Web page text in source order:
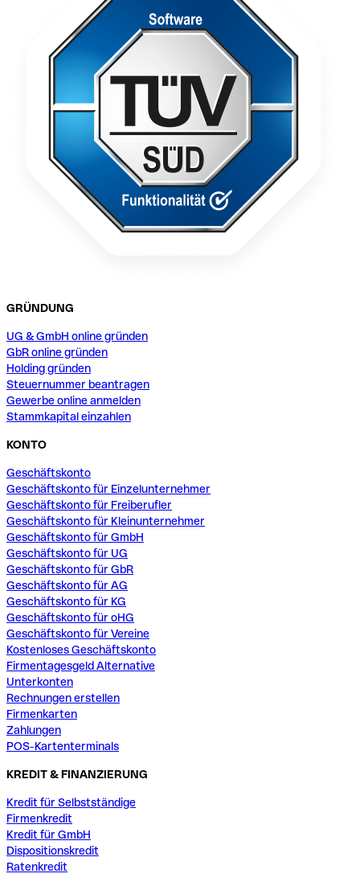
GRÜNDUNG
UG & GmbH online gründen
GbR online gründen
Holding gründen
Steuernummer beantragen
Gewerbe online anmelden
Stammkapital einzahlen
KONTO
Geschäftskonto
Geschäftskonto für Einzelunternehmer
Geschäftskonto für Freiberufler
Geschäftskonto für Kleinunternehmer
Geschäftskonto für GmbH
Geschäftskonto für UG
Geschäftskonto für GbR
Geschäftskonto für AG
Geschäftskonto für KG
Geschäftskonto für oHG
Geschäftskonto für Vereine
Kostenloses Geschäftskonto
Firmentagesgeld Alternative
Unterkonten
Rechnungen erstellen
Firmenkarten
Zahlungen
POS-Kartenterminals
KREDIT & FINANZIERUNG
Kredit für Selbstständige
Firmenkredit
Kredit für GmbH
Dispositionskredit
Ratenkredit